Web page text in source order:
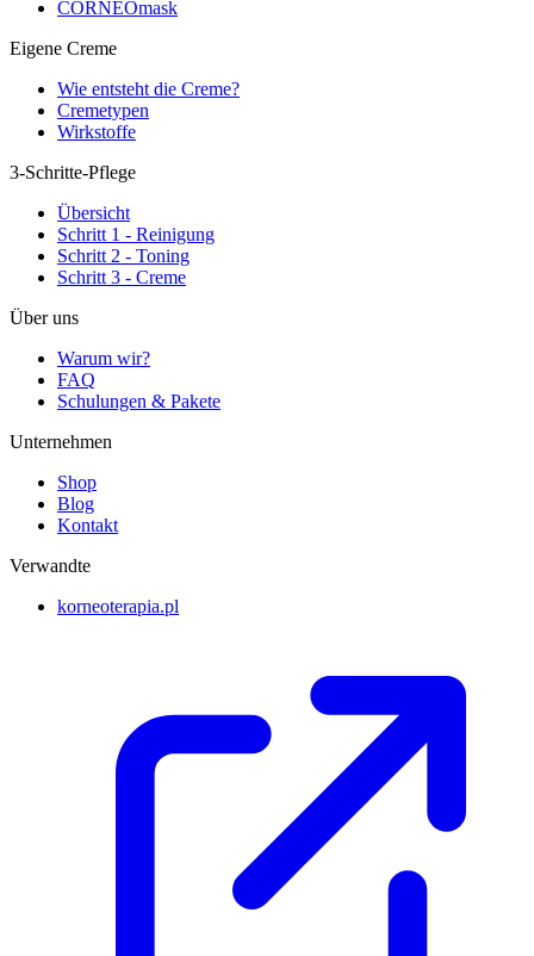
CORNEOmask
Eigene Creme
Wie entsteht die Creme?
Cremetypen
Wirkstoffe
3-Schritte-Pflege
Übersicht
Schritt 1 - Reinigung
Schritt 2 - Toning
Schritt 3 - Creme
Über uns
Warum wir?
FAQ
Schulungen & Pakete
Unternehmen
Shop
Blog
Kontakt
Verwandte
korneoterapia.pl